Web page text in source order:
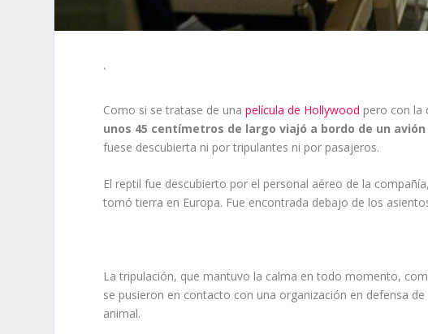
`
Como si se tratase de unapelícula de Hollywood pero con la
unos 45 centímetros de largo viajó a bordo de un avión
fuese descubierta ni por tripulantes ni por pasajeros.
El reptil fue descubierto por el personal aéreo de la
tomó tierra en Europa. Fue encontrada debajo de los
La tripulación, que mantuvo la calma en todo momento,
se pusieron en contacto con una organización en defensa
animal.